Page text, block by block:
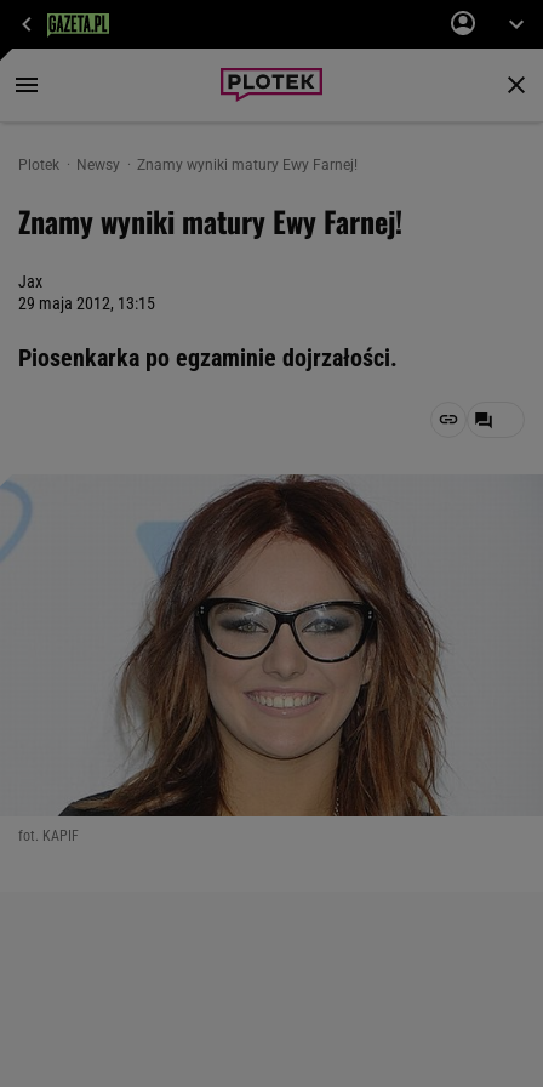
Plotek Newsy Znamy wyniki matury Ewy Farnej!
Znamy wyniki matury Ewy Farnej!
Jax
29 maja 2012, 13:15
Piosenkarka po egzaminie dojrzałości.
fot. KAPIF